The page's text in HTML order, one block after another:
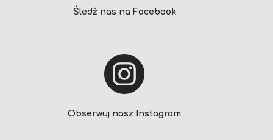
Śledź nas na Facebook
Obserwuj nasz Instagram